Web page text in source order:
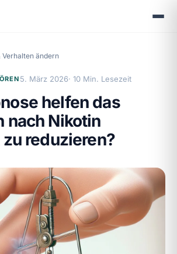
Verhalten ändern
5. März 2026· 10 Min. Lesezeit
helfen das
nach Nikotin
reduzieren?